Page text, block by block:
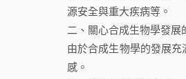
源安全與重大疾病等。
二、關心合成生物學發展
由於合成生物學的發展
感。